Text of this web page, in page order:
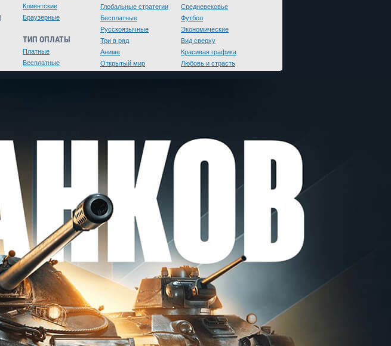
Клиентские
Браузерные
ТИП ОПЛАТЫ
Платные
Бесплатные
Глобальные стратегии
Бесплатные
Русскоязычные
Три в ряд
Аниме
Открытый мир
Средневековье
Футбол
Экономические
Вид сверху
Красивая графика
Любовь и страсть